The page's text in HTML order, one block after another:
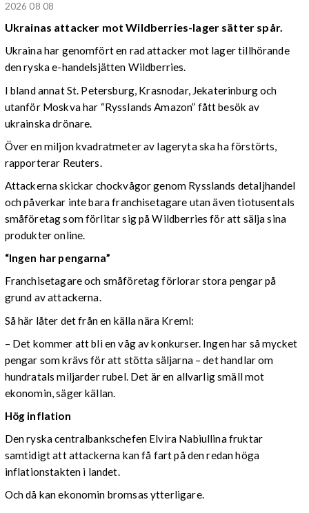
2026 08 08
Ukrainas attacker mot Wildberries-lager sätter spår.
Ukraina har genomfört en rad attacker mot lager tillhörande
den ryska e-handelsjätten Wildberries.
I bland annat St. Petersburg, Krasnodar, Jekaterinburg och
utanför Moskva har “Rysslands Amazon” fått besök av
ukrainska drönare.
Över en miljon kvadratmeter av lageryta ska ha förstörts,
rapporterar Reuters.
Attackerna skickar chockvågor genom Rysslands detaljhandel
och påverkar inte bara franchisetagare utan även tiotusentals
småföretag som förlitar sig på Wildberries för att sälja sina
produkter online.
“Ingen har pengarna”
Franchisetagare och småföretag förlorar stora pengar på
grund av attackerna.
Så här låter det från en källa nära Kreml:
– Det kommer att bli en våg av konkurser. Ingen har så mycket
pengar som krävs för att stötta säljarna – det handlar om
hundratals miljarder rubel. Det är en allvarlig smäll mot
ekonomin, säger källan.
Hög inflation
Den ryska centralbankschefen Elvira Nabiullina fruktar
samtidigt att attackerna kan få fart på den redan höga
inflationstakten i landet.
Och då kan ekonomin bromsas ytterligare.